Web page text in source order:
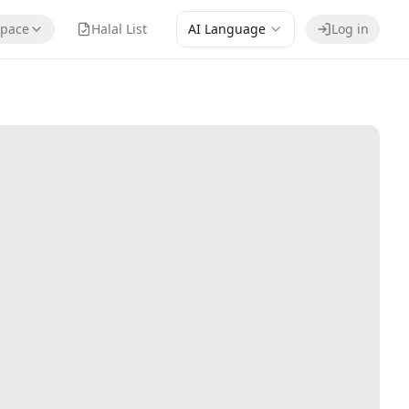
Halal List AI Language Log in